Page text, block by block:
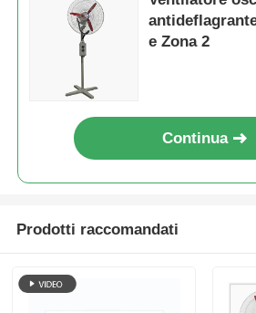
e Zona 2
Continua
Prodotti raccomandati